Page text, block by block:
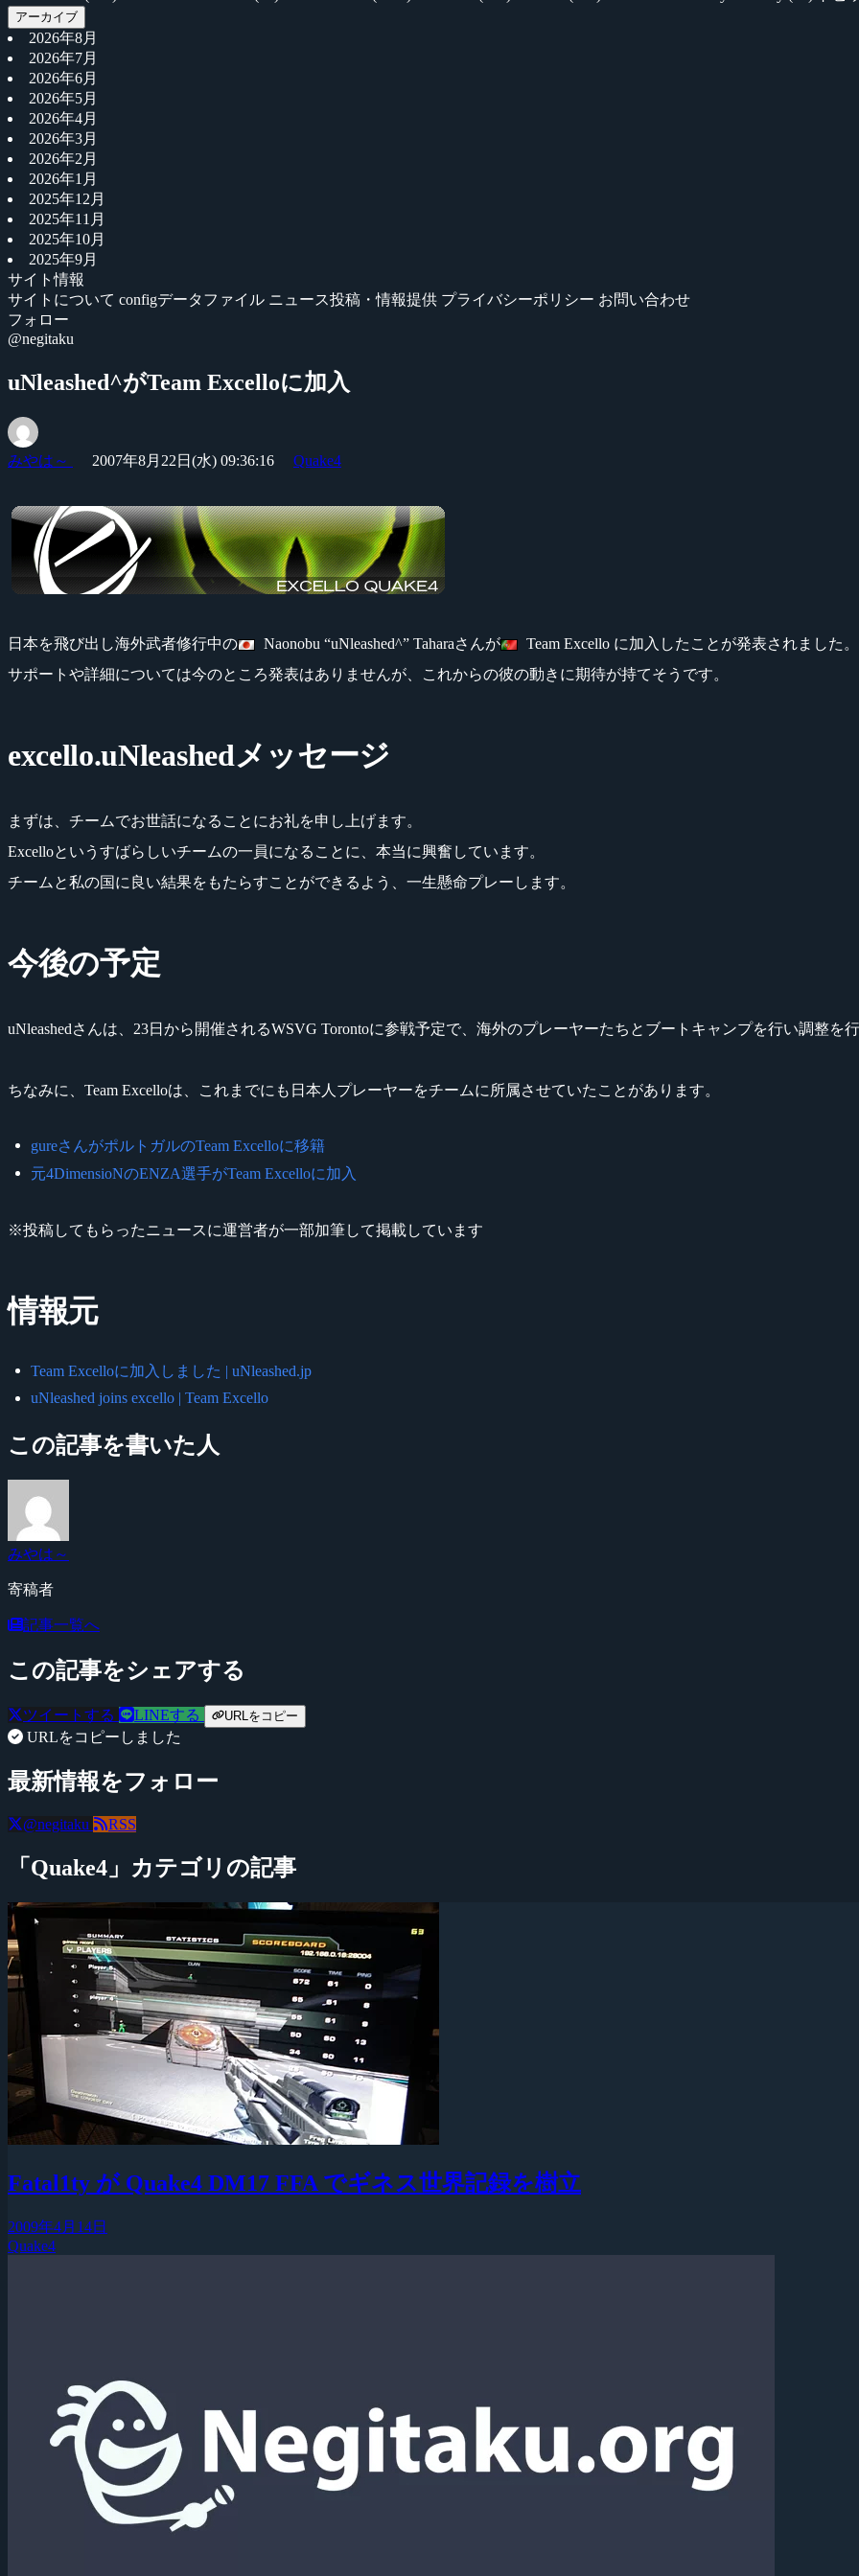
アーカイブ
2026年8月
2026年7月
2026年6月
2026年5月
2026年4月
2026年3月
2026年2月
2026年1月
2025年12月
2025年11月
2025年10月
2025年9月
サイト情報
サイトについて configデータファイル ニュース投稿・情報提供 プライバシーポリシー お問い合わせ
フォロー
@negitaku
uNleashed^がTeam Excelloに加入
みやは～ 2007年8月22日(水) 09:36:16 Quake4
日本を飛び出し海外武者修行中の Naonobu “uNleashed^” Taharaさんが
Team Excello に加入したことが発表されました。
サポートや詳細については今のところ発表はありませんが、これからの彼の動きに期待が持てそうです。
excello.uNleashedメッセージ
まずは、チームでお世話になることにお礼を申し上げます。
Excelloというすばらしいチームの一員になることに、本当に興奮しています。
チームと私の国に良い結果をもたらすことができるよう、一生懸命プレーします。
今後の予定
uNleashedさんは、23日から開催されるWSVG Torontoに参戦予定で、海外のプレーヤーたちとブートキャンプを行い調整を
ちなみに、Team Excelloは、これまでにも日本人プレーヤーをチームに所属させていたことがあります。
gureさんがポルトガルのTeam Excelloに移籍
元4DimensioNのENZA選手がTeam Excelloに加入
※投稿してもらったニュースに運営者が一部加筆して掲載しています
情報元
Team Excelloに加入しました | uNleashed.jp
uNleashed joins excello | Team Excello
この記事を書いた人
みやは～
寄稿者
記事一覧へ
この記事をシェアする
ツイートする LINEする URLをコピー
URLをコピーしました
最新情報をフォロー
@negitaku RSS
「Quake4」カテゴリの記事
Fatal1ty が Quake4 DM17 FFA でギネス世界記録を樹立
2009年4月14日
Quake4